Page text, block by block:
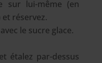
sur lui-même (en
réservez.
le sucre glace.
étalez par-dessus